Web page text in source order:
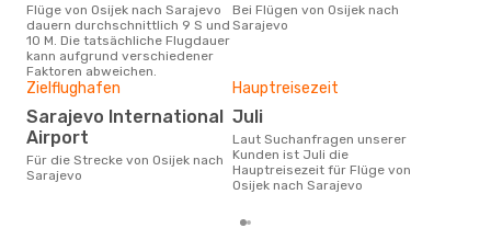
Flüge von Osijek nach Sarajevo
dauern durchschnittlich 9 S und
10 M. Die tatsächliche Flugdauer
kann aufgrund verschiedener
Faktoren abweichen.
Bei Flügen von Osijek nach
Sarajevo
Zielflughafen
Sarajevo International
Airport
Für die Strecke von Osijek nach
Sarajevo
Hauptreisezeit
Juli
Laut Suchanfragen unserer
Kunden ist Juli die
Hauptreisezeit für Flüge von
Osijek nach Sarajevo